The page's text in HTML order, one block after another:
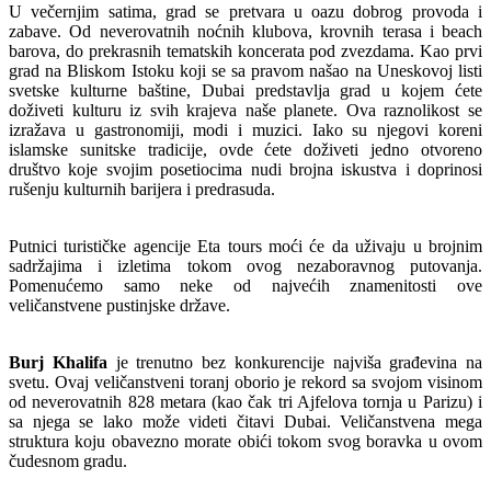
U večernjim satima, grad se pretvara u oazu dobrog provoda i
zabave. Od neverovatnih noćnih klubova, krovnih terasa i beach
barova, do prekrasnih tematskih koncerata pod zvezdama. Kao prvi
grad na Bliskom Istoku koji se sa pravom našao na Uneskovoj listi
svetske kulturne baštine, Dubai predstavlja grad u kojem ćete
doživeti kulturu iz svih krajeva naše planete. Ova raznolikost se
izražava u gastronomiji, modi i muzici. Iako su njegovi koreni
islamske sunitske tradicije, ovde ćete doživeti jedno otvoreno
društvo koje svojim posetiocima nudi brojna iskustva i doprinosi
rušenju kulturnih barijera i predrasuda.
Putnici turističke agencije Eta tours moći će da uživaju u brojnim
sadržajima i izletima tokom ovog nezaboravnog putovanja.
Pomenućemo samo neke od najvećih znamenitosti ove
veličanstvene pustinjske države.
Burj Khalifa je trenutno bez konkurencije najviša građevina na
svetu. Ovaj veličanstveni toranj oborio je rekord sa svojom visinom
od neverovatnih 828 metara (kao čak tri Ajfelova tornja u Parizu) i
sa njega se lako može videti čitavi Dubai. Veličanstvena mega
struktura koju obavezno morate obići tokom svog boravka u ovom
čudesnom gradu.